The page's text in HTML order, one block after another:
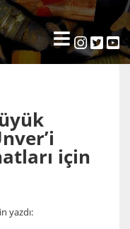
için
yazdı: